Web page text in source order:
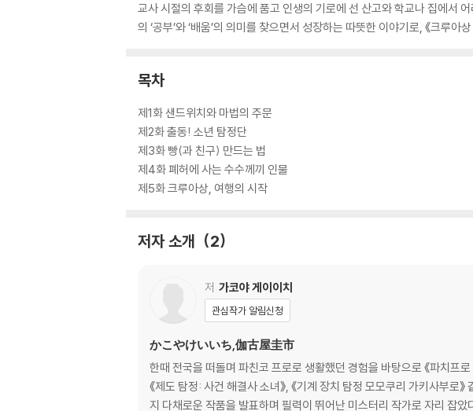
교사 시절의 후회를 가슴에 품고 인생의 기로에 선 산고와 학교나 집에서
의 ‘공부’와 ‘배움’의 의미를 찾으면서 성장하는 따뜻한 이야기로, 《크루
목차
제1화 샌드위치와 마법의 주문
제2화 출동! 소년 탐정단
제3화 빵(과 친구) 만드는 법
제4화 폐허에 사는 수수께끼 인물
제5화 크루아상, 여행의 시작
저자 소개 2
저 가코야 게이이치
관심작가 알림신청
かこやけいいち,伽古屋圭市
한때 전국을 떠돌며 파친코 프로로 생활했던 경험을 바탕으로 《파치프
《제도 탐정: 사건 해결사 소녀》, 《기계 장치 탐정 모모쿠리 가키사부로
지 다채로운 작품을 발표하며 필력이 뛰어난 미스터리 작가로 자리 잡